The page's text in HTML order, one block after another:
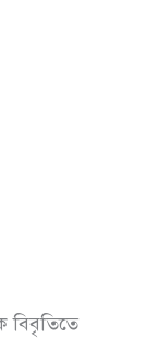
বিবৃতিতে